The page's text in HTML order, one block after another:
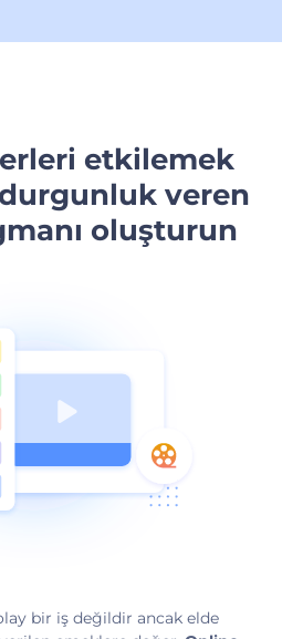
etkilemek
veren
oluşturun
bir iş değildir ancak elde